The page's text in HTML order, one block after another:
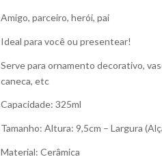
Amigo, parceiro, herói, pai
Ideal para você ou presentear!
Serve para ornamento decorativo,
caneca, etc
Capacidade: 325ml
Tamanho: Altura: 9,5cm – Largura
Material: Cerâmica